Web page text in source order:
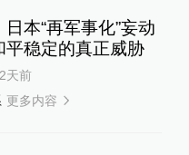
本“再军事化”妄动
平稳定的真正威胁
2天前
更多内容